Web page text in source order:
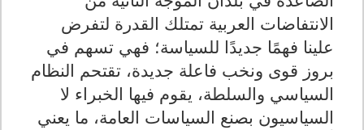
الانتفاضات العربية تمتلك القدرة لتفرض
علينا فهمًا جديدًا للسياسة؛ فهي تسهم في
بروز قوى ونخب فاعلة جديدة، تقتحم النظام
السياسي والسلطة، يقوم فيها الخبراء لا
السياسيون بصنع السياسات العامة، ما يعني